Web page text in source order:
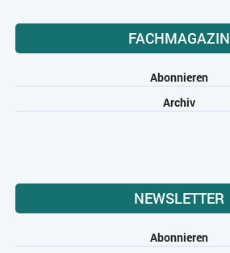
FACHMAGAZIN
Abonnieren
Archiv
NEWSLETTER
Abonnieren